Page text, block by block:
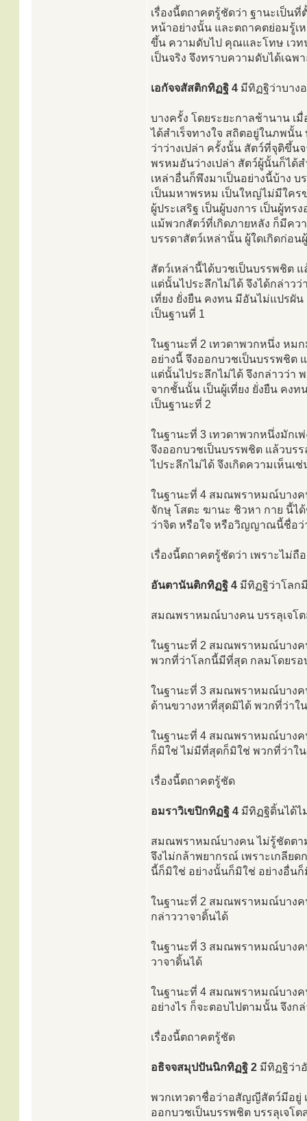
เรื่องนี้ตถาคตรู้ชัดว่า ฐานะเป็น
หน้าอย่างนั้น และตถาคตย่อมรู้เ
ขึ้น ความดับไป คุณและโทษ เวท
เป็นจริง จึงทราบความดับได้เฉ
เอกัจจสัสติกทิฏฐิ 4 มีทิฏฐิว่าบางอ
บางครั้ง โดยระยะกาลช้านาน เ
ได้สำเร็จทางใจ สถิตอยู่ในภพนั้
ว่าว่างเปล่า ครั้งนั้น สัตว์ที่จุติขึ้
พรหมอันว่างเปล่า สัตว์ผู้นั้นก็ได้
เหล่าอื่นก็พึงมาเป็นอย่างนี้บ้าง
เป็นมหาพรหม เป็นใหญ่ไม่มีใคร
ผู้ประเสริฐ เป็นผู้บงการ เป็นผู้ท
แม้พวกสัตว์ที่เกิดภายหลัง ก็มีคว
บรรดาสัตว์เหล่านั้น ผู้ใดเกิดก่อ
สัตว์เหล่านี้ได้บวชเป็นบรรพชิต
แต่นั้นไประลึกไม่ได้ จึงได้กล่าว
เที่ยง ยั่งยืน คงทน มีอันไม่แปรผัน
เป็นฐานที่ 1
ในฐานะที่ 2 เทวดาพวกหนึ่ง หม
อย่างนี้ จึงออกบวชเป็นบรรพชิต
แต่นั้นไประลึกไม่ได้ จึงกล่าวว่า
จากชั้นนั้น เป็นผู้เที่ยง ยั่งยืน คง
เป็นฐานะที่ 2
ในฐานะที่ 3 เทวดาพวกหนึ่งมัก
จึงออกบวชเป็นบรรพชิต แล้วบร
ไประลึกไม่ได้ จึงเกิดความเห็นเ
ในฐานะที่ 4 สมณพราหมณ์บางค
จักษุ โสตะ ฆานะ ชิวหา กาย นี้ไ
ว่าจิต หรือใจ หรือวิญญาณนี้ชื่อว่
เรื่องนี้ตถาคตรู้ชัดว่า เพราะไม่
อันตานันติกทิฏฐิ 4 มีทิฏฐิว่าโลก
สมณพราหมณ์บางคน บรรลุเจโ
ในฐานะที่ 2 สมณพราหมณ์บางค
พวกที่ว่าโลกนี้มีที่สุด กลมโดยรอ
ในฐานะที่ 3 สมณพราหมณ์บางค
ด้านขวางหาที่สุดมิได้ พวกที่ว่าใ
ในฐานะที่ 4 สมณพราหมณ์บางค
ก็มิใช่ ไม่มีที่สุดก็มิใช่ พวกที่ว่าใ
เรื่องนี้ตถาคตรู้ชัด
อมราวิเขปิกทิฏฐิ 4 มีทิฏฐิดิ้นได้ไ
สมณพราหมณ์บางคน ไม่รู้ชัดตาม
จึงไม่กล้าพยากรณ์ เพราะเกลียด
นี้ก็มิใช่ อย่างนั้นก็มิใช่ อย่างอื่น
ในฐานะที่ 2 สมณพราหมณ์บางค
กล่าววาจาดิ้นได้
ในฐานะที่ 3 สมณพราหมณ์บางค
วาจาดิ้นได้
ในฐานะที่ 4 สมณพราหมณ์บางค
อย่างไร ก็จะตอบไปตามนั้น จึงก
เรื่องนี้ตถาคตรู้ชัด
อธิจจสมุปปันนิกทิฏฐิ 2 มีทิฏฐิว่า
พวกเทวดาชื่อว่าอสัญญีสัตว์มีอยู่
ออกบวชเป็นบรรพชิต บรรลุเจโ